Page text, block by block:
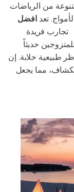
من الرياضات
تعد افضل
تجارب فريدة
حديثاً
طبيعية خلابة. إن
مما يجعل